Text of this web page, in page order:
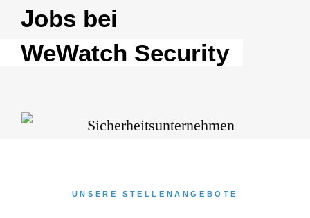
Jobs bei
WeWatch Security
UNSERE STELLENANGEBOTE